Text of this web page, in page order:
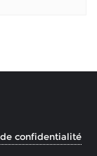
confidentialité